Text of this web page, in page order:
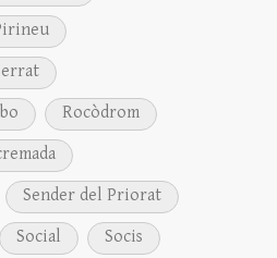
Rocòdrom
Sender del Priorat
Social
Socis